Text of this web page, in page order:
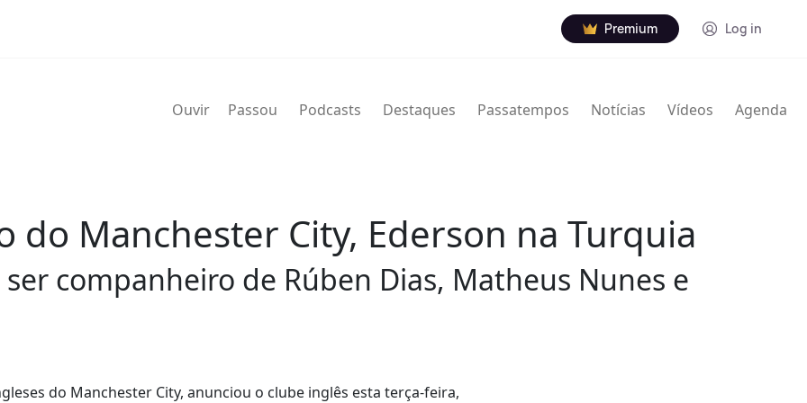
Premium Log in
Ouvir Passou Podcasts Destaques Passatempos Notícias Vídeos Agenda
Manchester City, Ederson na Turquia
companheiro de Rúben Dias, Matheus Nunes e
do Manchester City, anunciou o clube inglês esta terça-feira,